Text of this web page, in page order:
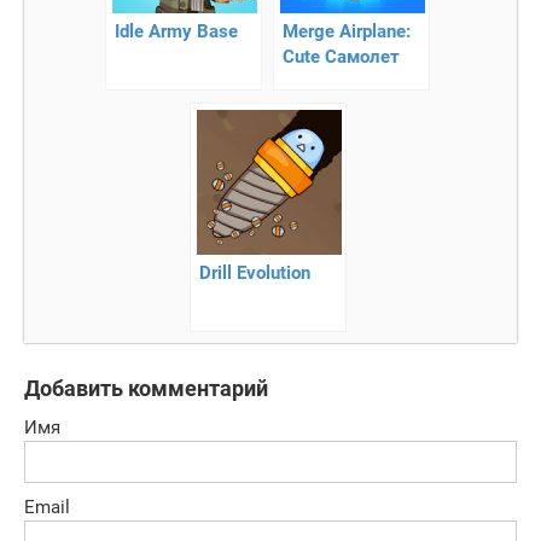
Idle Army Base
Merge Airplane:
Cute Самолет
Drill Evolution
Добавить комментарий
Имя
Email